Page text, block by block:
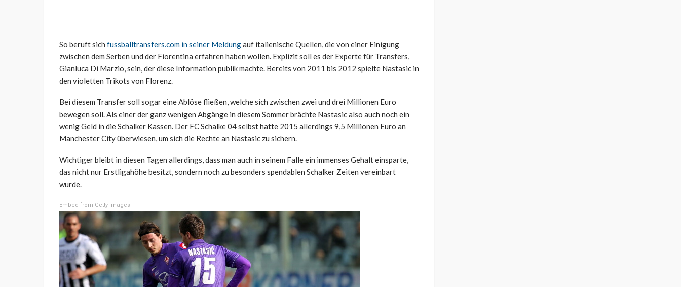
So beruft sich fussballtransfers.com in seiner Meldungauf italienische Quellen, die von einer Einigung
zwischen dem Serben und der Fiorentina erfahren haben wollen. Explizit soll es der Experte für Transfers,
Gianluca Di Marzio, sein, der diese Information publik machte. Bereits von 2011 bis 2012 spielte Nastasic in
den violetten Trikots von Florenz.
Bei diesem Transfer soll sogar eine Ablöse fließen, welche sich zwischen zwei und drei Millionen Euro
bewegen soll. Als einer der ganz wenigen Abgänge in diesem Sommer brächte Nastasic also auch noch ein
wenig Geld in die Schalker Kassen. Der FC Schalke 04 selbst hatte 2015 allerdings 9,5 Millionen Euro an
Manchester City überwiesen, um sich die Rechte an Nastasic zu sichern.
Wichtiger bleibt in diesen Tagen allerdings, dass man auch in seinem Falle ein immenses Gehalt einsparte,
das nicht nur Erstligahöhe besitzt, sondern noch zu besonders spendablen Schalker Zeiten vereinbart
wurde.
Embed from Getty Images